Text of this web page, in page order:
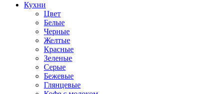
Кухни
Цвет
Белые
Черные
Желтые
Красные
Зеленые
Серые
Бежевые
Глянцевые